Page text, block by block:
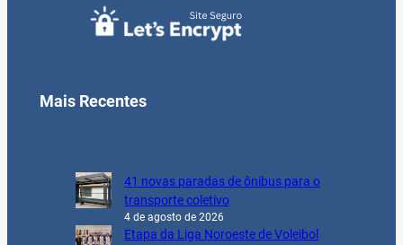
Mais Recentes
41 novas paradas de ônibus para o
transporte coletivo
4 de agosto de 2026
Etapa da Liga Noroeste de Voleibol